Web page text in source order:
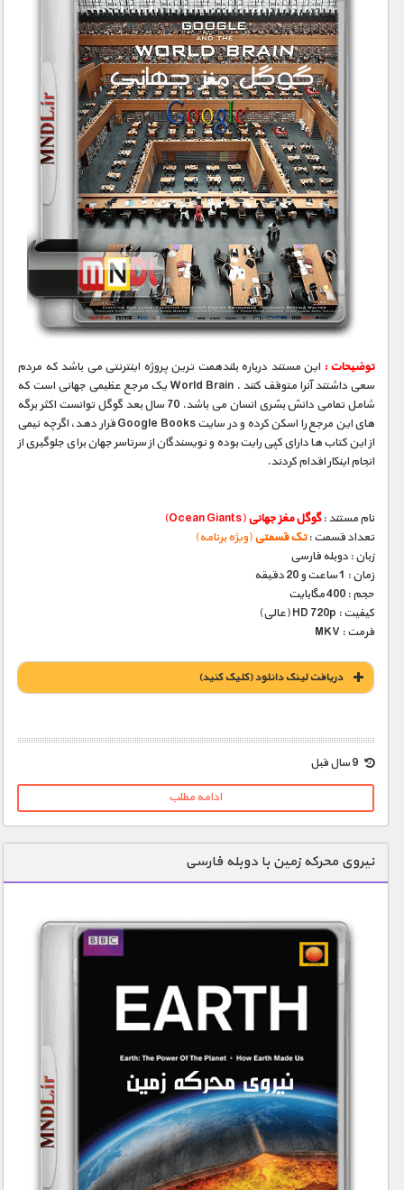
توضیحات : این مستند درباره بلندهمت ترین پروژه اینترنتی می باشد که مردم
سعی داشتند آنرا متوقف کنند . World Brain یک مرجع عظیمی جهانی است که
شامل تمامی دانش بشری انسان می باشد. 70 سال بعد گوگل توانست اکثر برگه
های این مرجع را اسکن کرده و در سایت Google Books قرار دهد، اگرچه نیمی
از این کتاب ها دارای کپی رایت بوده و نویسندگان از سرتاسر جهان برای جلوگیری از
انجام اینکار اقدام کردند.
نام مستند :گوگل مغز جهانی(Ocean Giants)
تعداد قسمت :تک قسمتی(ویژه برنامه)
زبان : دوبله فارسی
زمان : 1 ساعت و 20 دقیقه
حجم : 400 مگابایت
کیفیت : HD 720p (عالی)
فرمت : MKV
دریافت لينک دانلود (کليک کنيد)
1900 تومان – خريد لينک دانلود (افزودن به سبد خريد)
ادامه مطلب
نیروی محرکه زمین با دوبله فارسی